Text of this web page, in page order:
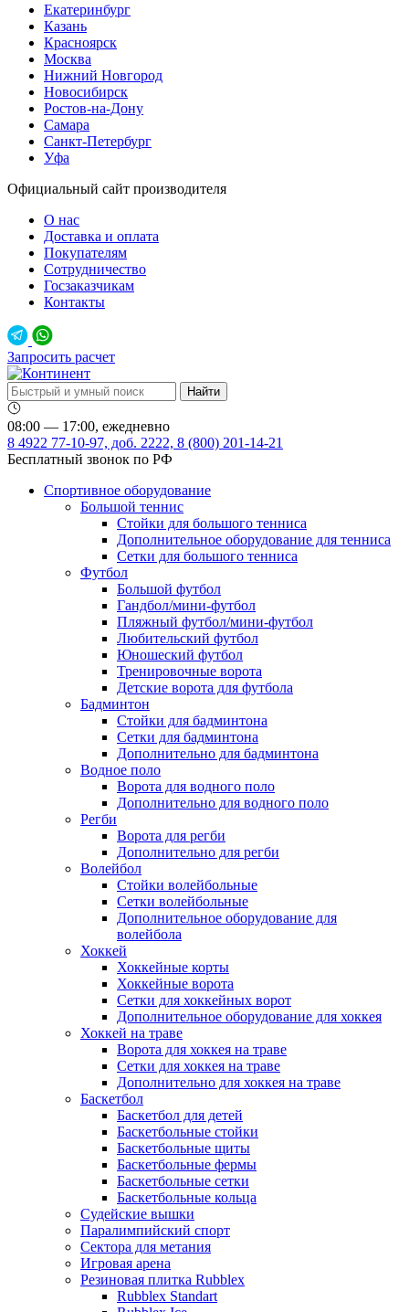
Екатеринбург
Казань
Красноярск
Москва
Нижний Новгород
Новосибирск
Ростов-на-Дону
Самара
Санкт-Петербург
Уфа
Официальный сайт производителя
О нас
Доставка и оплата
Покупателям
Сотрудничество
Госзаказчикам
Контакты
Запросить расчет
08:00 — 17:00, ежедневно
8 4922 77-10-97, доб. 2222, 8 (800) 201-14-21
Бесплатный звонок по РФ
Спортивное оборудование
Большой теннис
Стойки для большого тенниса
Дополнительное оборудование для тенниса
Сетки для большого тенниса
Футбол
Большой футбол
Гандбол/мини-футбол
Пляжный футбол/мини-футбол
Любительский футбол
Юношеский футбол
Тренировочные ворота
Детские ворота для футбола
Бадминтон
Стойки для бадминтона
Сетки для бадминтона
Дополнительно для бадминтона
Водное поло
Ворота для водного поло
Дополнительно для водного поло
Регби
Ворота для регби
Дополнительно для регби
Волейбол
Стойки волейбольные
Сетки волейбольные
Дополнительное оборудование для
волейбола
Хоккей
Хоккейные корты
Хоккейные ворота
Сетки для хоккейных ворот
Дополнительное оборудование для хоккея
Хоккей на траве
Ворота для хоккея на траве
Сетки для хоккея на траве
Дополнительно для хоккея на траве
Баскетбол
Баскетбол для детей
Баскетбольные стойки
Баскетбольные щиты
Баскетбольные фермы
Баскетбольные сетки
Баскетбольные кольца
Судейские вышки
Паралимпийский спорт
Сектора для метания
Игровая арена
Резиновая плитка Rubblex
Rubblex Standart